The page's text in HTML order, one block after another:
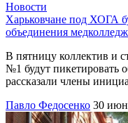
Новости
Харьковчане под ХОГА
объединения
В пятницу коллектив и
№1 будут пикетировать
рассказали члены
Павло Федосенко 30